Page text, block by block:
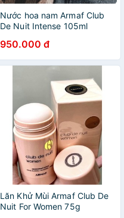
Nước hoa nam Armaf Club
De Nuit Intense 105ml
950.000 đ
Lăn Khử Mùi Armaf Club De
Nuit For Women 75g